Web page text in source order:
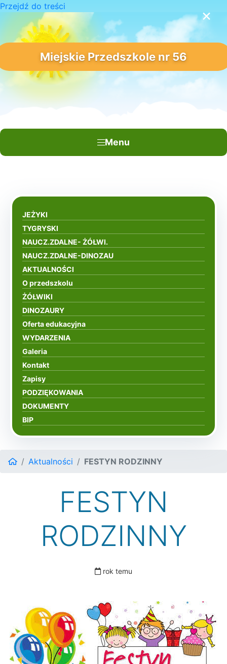
Przejdź do treści
Miejskie Przedszkole nr 56
Menu
×
JEŻYKI
TYGRYSKI
NAUCZ.ZDALNE- ŻÓŁWI.
NAUCZ.ZDALNE-DINOZAU
AKTUALNOŚCI
O przedszkolu
ŻÓŁWIKI
DINOZAURY
Oferta edukacyjna
WYDARZENIA
Galeria
Kontakt
Zapisy
PODZIĘKOWANIA
DOKUMENTY
BIP
Aktualności FESTYN RODZINNY
FESTYN
RODZINNY
rok temu